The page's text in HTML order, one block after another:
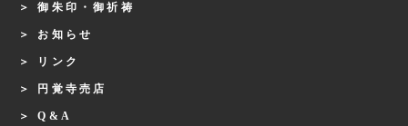
御朱印・御祈祷
お知らせ
リンク
円覚寺売店
Q&A